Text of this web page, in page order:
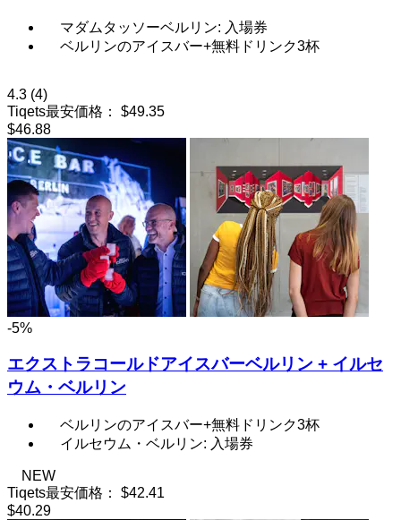
マダムタッソーベルリン: 入場券
ベルリンのアイスバー+無料ドリンク3杯
4.3 (4)
Tiqets最安価格：
$49.35
$46.88
-5%
エクストラコールドアイスバーベルリン + イルセ
ウム・ベルリン
ベルリンのアイスバー+無料ドリンク3杯
イルセウム・ベルリン: 入場券
NEW
Tiqets最安価格：
$42.41
$40.29